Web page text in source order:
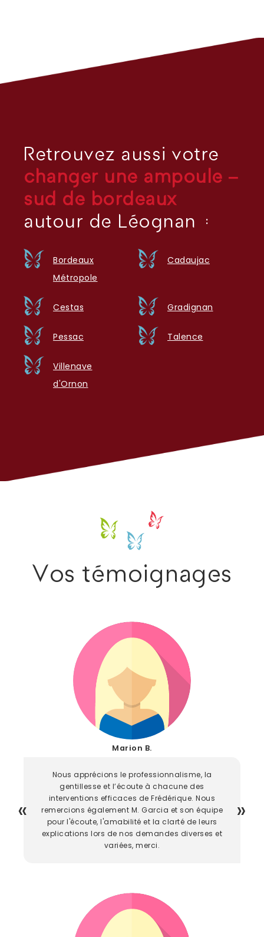
Retrouvez aussi votre
changer une ampoule –
sud de bordeaux
autour de Léognan :
Bordeaux
Métropole
Cadaujac
Cestas Gradignan
Pessac Talence
Villenave
d'Ornon
Vos témoignages
Marion B.
Nous apprécions le professionnalisme, la
gentillesse et l’écoute à chacune des
interventions efficaces de Frédérique. Nous
remercions également M. Garcia et son équipe
pour l'écoute, l'amabilité et la clarté de leurs
explications lors de nos demandes diverses et
variées, merci.